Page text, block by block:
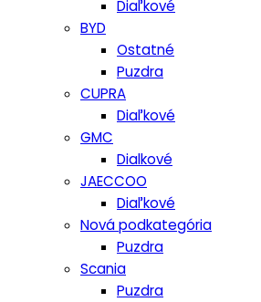
Diaľkové
BYD
Ostatné
Puzdra
CUPRA
Diaľkové
GMC
Dialkové
JAECCOO
Diaľkové
Nová podkategória
Puzdra
Scania
Puzdra